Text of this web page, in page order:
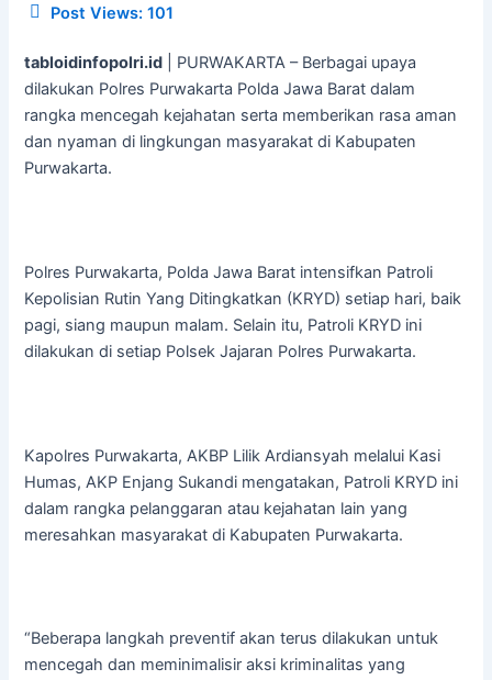
Post Views: 101
tabloidinfopolri.id | PURWAKARTA – Berbagai upaya
dilakukan Polres Purwakarta Polda Jawa Barat dalam
rangka mencegah kejahatan serta memberikan rasa aman
dan nyaman di lingkungan masyarakat di Kabupaten
Purwakarta.
Polres Purwakarta, Polda Jawa Barat intensifkan Patroli
Kepolisian Rutin Yang Ditingkatkan (KRYD) setiap hari, baik
pagi, siang maupun malam. Selain itu, Patroli KRYD ini
dilakukan di setiap Polsek Jajaran Polres Purwakarta.
Kapolres Purwakarta, AKBP Lilik Ardiansyah melalui Kasi
Humas, AKP Enjang Sukandi mengatakan, Patroli KRYD ini
dalam rangka pelanggaran atau kejahatan lain yang
meresahkan masyarakat di Kabupaten Purwakarta.
“Beberapa langkah preventif akan terus dilakukan untuk
mencegah dan meminimalisir aksi kriminalitas yang